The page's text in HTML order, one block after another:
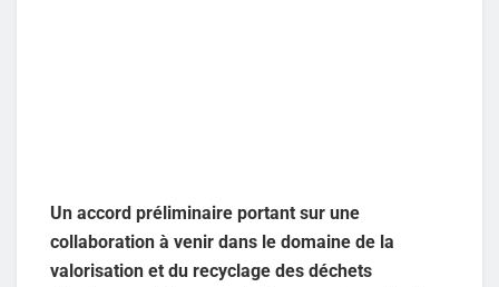
Un accord préliminaire portant sur une
collaboration à venir dans le domaine de la
valorisation et du recyclage des déchets